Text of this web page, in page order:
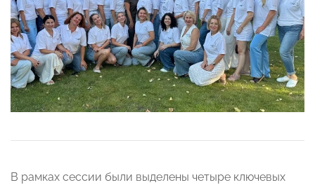
В рамках сессии были выделены четыре ключевых